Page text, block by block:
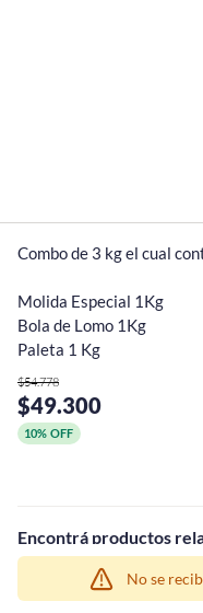
tienda así para mi
emprendimiento!
Combo de 3 kg el cual
Molida Especial 1Kg
Bola de Lomo 1Kg
Paleta 1 Kg
$54.778
$49.300
10% OFF
Encontrá productos
SUCURSAL ÁLAMOS(4)
No se